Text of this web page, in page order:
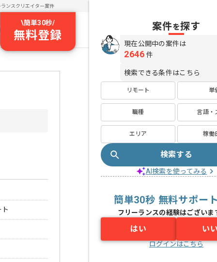
ランスクリエイター案件
\簡単30秒/
無料登録
案件を探す
現在公開中の案件は
2646 件
検索できる条件はこちら
リモート 単
職種 言語・
エリア 稼働
検索する
AI検索を使ってみる
簡単30秒 無料サポー
フリーランスの経験はございま
はい い
ログインはこちら